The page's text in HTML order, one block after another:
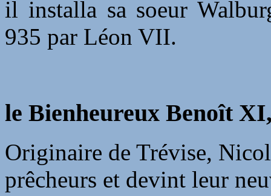
il installa sa soeur
935 par Léon VII.
le Bienheureux Benoît
Originaire de Trévise,
prêcheurs et devint leur